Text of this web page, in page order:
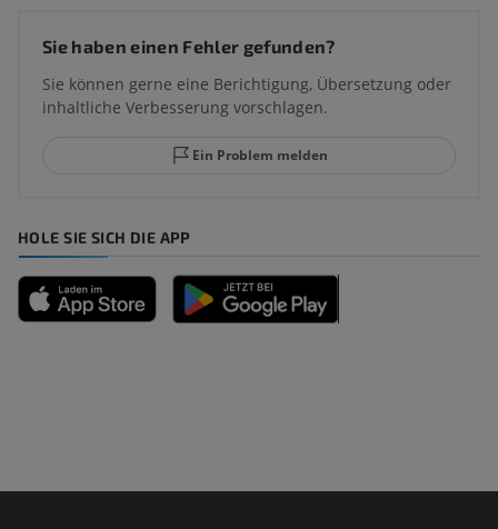
Sie haben einen Fehler gefunden?
Sie können gerne eine Berichtigung, Übersetzung oder
inhaltliche Verbesserung vorschlagen.
Ein Problem melden
HOLE SIE SICH DIE APP